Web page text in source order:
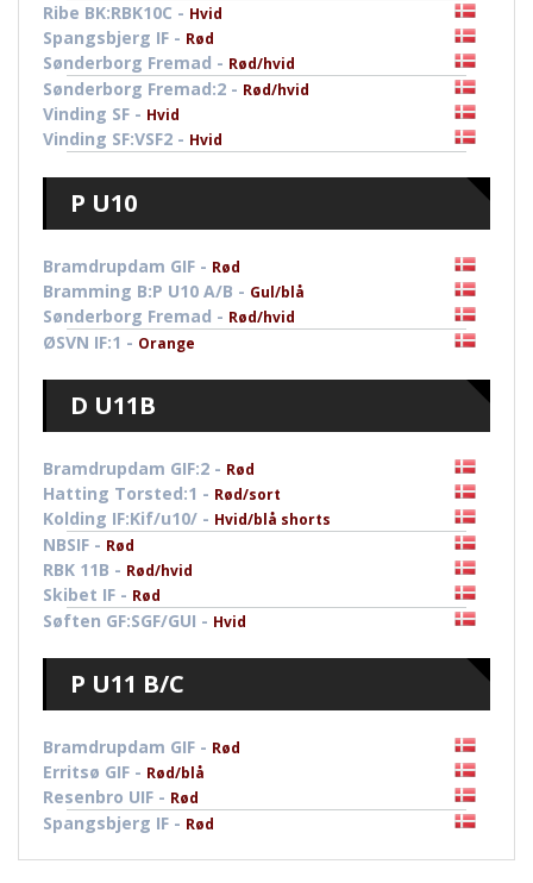
Ribe BK:RBK10C - Hvid
Spangsbjerg IF - Rød
Sønderborg Fremad - Rød/hvid
Sønderborg Fremad:2 - Rød/hvid
Vinding SF - Hvid
Vinding SF:VSF2 - Hvid
P U10
Bramdrupdam GIF - Rød
Bramming B:P U10 A/B - Gul/blå
Sønderborg Fremad - Rød/hvid
ØSVN IF:1 - Orange
D U11B
Bramdrupdam GIF:2 - Rød
Hatting Torsted:1 - Rød/sort
Kolding IF:Kif/u10/ - Hvid/blå shorts
NBSIF - Rød
RBK 11B - Rød/hvid
Skibet IF - Rød
Søften GF:SGF/GUI - Hvid
P U11 B/C
Bramdrupdam GIF - Rød
Erritsø GIF - Rød/blå
Resenbro UIF - Rød
Spangsbjerg IF - Rød